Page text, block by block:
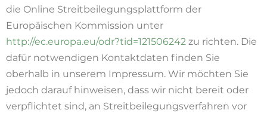
die Online Streitbeilegungsplattform der
Europäischen Kommission unter
http://ec.europa.eu/odr?tid=121506242 zu richten. Die
dafür notwendigen Kontaktdaten finden Sie
oberhalb in unserem Impressum. Wir möchten Sie
jedoch darauf hinweisen, dass wir nicht bereit oder
verpflichtet sind, an Streitbeilegungsverfahren vor